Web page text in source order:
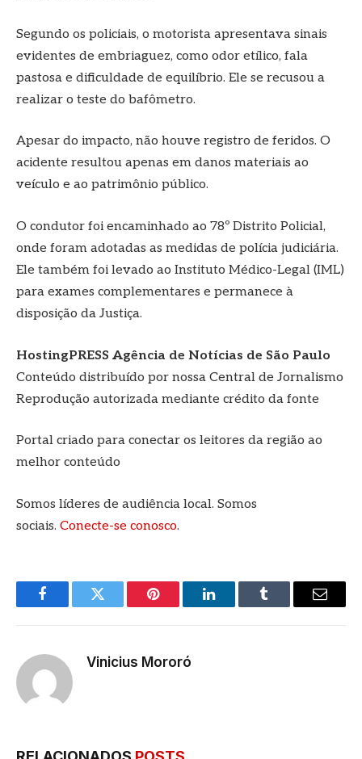
Segundo os policiais, o motorista apresentava sinais
evidentes de embriaguez, como odor etílico, fala
pastosa e dificuldade de equilíbrio. Ele se recusou a
realizar o teste do bafômetro.
Apesar do impacto, não houve registro de feridos. O
acidente resultou apenas em danos materiais ao
veículo e ao patrimônio público.
O condutor foi encaminhado ao 78º Distrito Policial,
onde foram adotadas as medidas de polícia judiciária.
Ele também foi levado ao Instituto Médico-Legal (IML)
para exames complementares e permanece à
disposição da Justiça.
HostingPRESS Agência de Notícias de São Paulo
Conteúdo distribuído por nossa Central de Jornalismo
Reprodução autorizada mediante crédito da fonte
Portal criado para conectar os leitores da região ao
melhor conteúdo
Somos líderes de audiência local. Somos
sociais. Conecte-se conosco.
FacebookTwitter Pinterest LinkedInTumblr
E-
Vinicius Mororó